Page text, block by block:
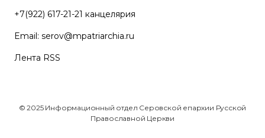
+7(922) 617-21-21 канцелярия
Email: serov@mpatriarchia.ru
Лента RSS
© 2025 Информационный отдел Серовской епархии Русской
Православной Церкви